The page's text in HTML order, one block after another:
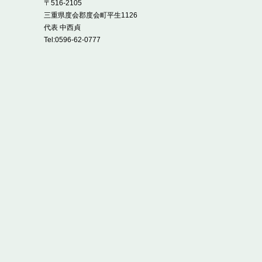
〒516-2105
三重県度会郡度会町平生1126
代表 中西貞
Tel:0596-62-0777